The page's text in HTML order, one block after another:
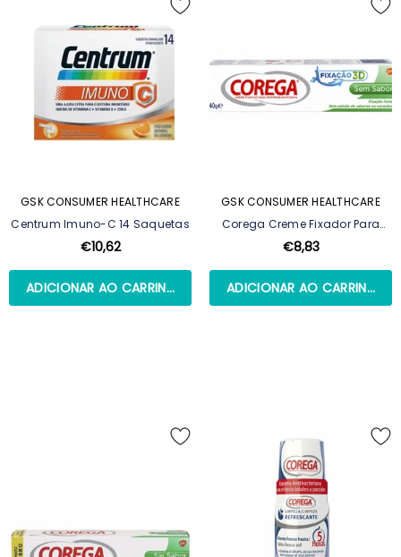
GSK CONSUMER HEALTHCARE
Centrum Imuno-C 14 Saquetas
€10,62
ADICIONAR AO CARRINHO
GSK CONSUMER HEALTHCARE
Corega Creme Fixador Para
Prótese Dentária Sem Sabor -
€8,83
ADICIONAR AO CARRINHO